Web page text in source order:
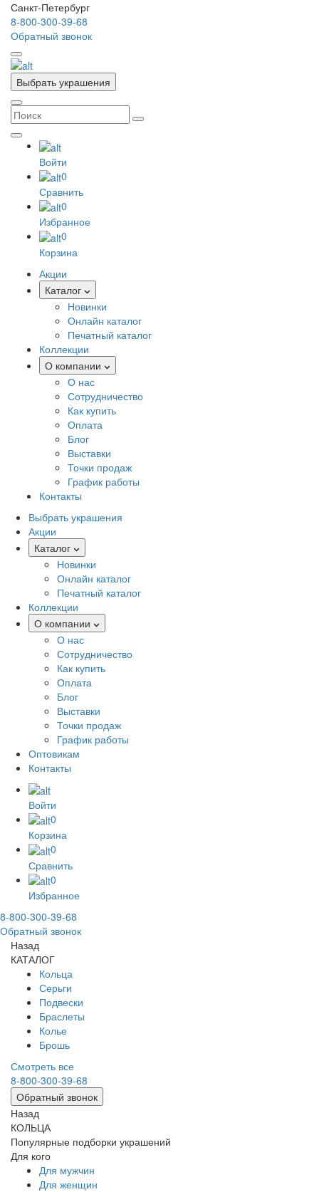
Санкт-Петербург
8-800-300-39-68
Обратный звонок
Выбрать украшения
Войти
0
Сравнить
0
Избранное
0
Корзина
Акции
Каталог
Новинки
Онлайн каталог
Печатный каталог
Коллекции
О компании
О нас
Сотрудничество
Как купить
Оплата
Блог
Выставки
Точки продаж
График работы
Контакты
Выбрать украшения
Акции
Каталог
Новинки
Онлайн каталог
Печатный каталог
Коллекции
О компании
О нас
Сотрудничество
Как купить
Оплата
Блог
Выставки
Точки продаж
График работы
Оптовикам
Контакты
Войти
0
Корзина
0
Сравнить
0
Избранное
8-800-300-39-68
Обратный звонок
Назад
КАТАЛОГ
Кольца
Серьги
Подвески
Браслеты
Колье
Брошь
Смотреть все
8-800-300-39-68
Обратный звонок
Назад
КОЛЬЦА
Популярные подборки украшений
Для кого
Для мужчин
Для женщин